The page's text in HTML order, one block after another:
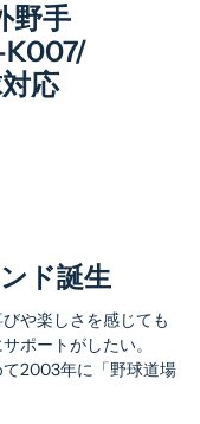
野手
応
ド誕生
や楽しさを感じても
ポートがしたい。
2003年に「野球道場